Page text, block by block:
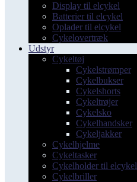
Display til elcykel
Batterier til elcykel
Oplader til elcykel
Cykelovertræk
Udstyr
Cykeltøj
Cykelstrømper
Cykelbukser
Cykelshorts
Cykeltrøjer
Cykelsko
Cykelhandsker
Cykeljakker
Cykelhjelme
Cykeltasker
Cykelholder til elcykel
Cykelbriller